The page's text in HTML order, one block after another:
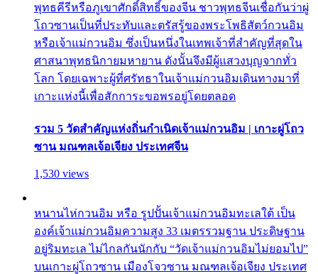
พุทธคีรีหรือภูเขาศักดิ์สิทธิ์ของจีน ชาวพุทธจีนเชื่อกันว่าผู่
โถวซานเป็นที่ประทับและตรัสรู้ของพระโพธิสัตว์กวนอิม
หรือเจ้าแม่กวนอิม ซึ่งเป็นหนึ่งในเทพเจ้าที่สำคัญที่สุดใน
ศาสนาพุทธนิกายมหายาน ดังนั้นจึงมีผู้แสวงบุญจากทั่ว
โลก โดยเฉพาะผู้ที่ศรัทธาในเจ้าแม่กวนอิมเดินทางมาที่
เกาะแห่งนี้เพื่อสักการะขอพรอยู่โดยตลอด
รวม 5 วัดสำคัญแห่งถิ่นกำเนิดเจ้าแม่กวนอิม | เกาะผู่โถว
ซาน มณฑลเจ้อเจียง ประเทศจีน
1,530 views
หนานไห่กวนอิม หรือ รูปปั้นเจ้าแม่กวนอิมทะเลใต้ เป็น
องค์เจ้าแม่กวนอิมความสูง 33 เมตรรวมฐาน ประดิษฐาน
อยู่ริมทะเล ไม่ไกลกันนักกับ “วัดเจ้าแม่กวนอิมไม่ยอมไป”
บนเกาะผู่โถวซาน เมืองโจวซาน มณฑลเจ้อเจียง ประเทศ